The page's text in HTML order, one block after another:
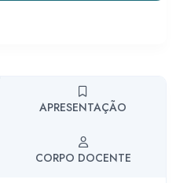
APRESENTAÇÃO
CORPO DOCENTE